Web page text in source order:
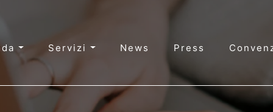
Servizi News Press